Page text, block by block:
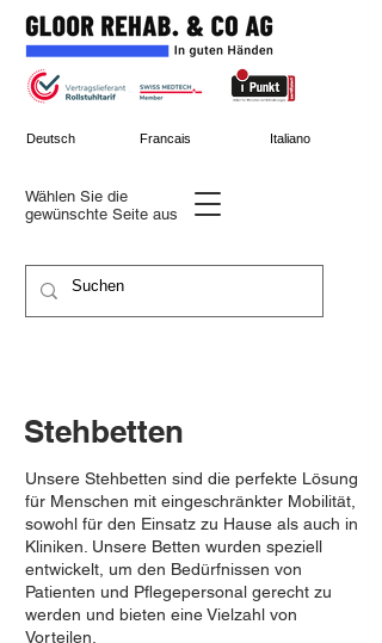
Wählen Sie die
gewünschte Seite aus
Deutsch Francais Italiano
Stehbetten
Unsere Stehbetten sind die perfekte Lösung
für Menschen mit eingeschränkter Mobilität,
sowohl für den Einsatz zu Hause als auch in
Kliniken. Unsere Betten wurden speziell
entwickelt, um den Bedürfnissen von
Patienten und Pflegepersonal gerecht zu
werden und bieten eine Vielzahl von
Vorteilen.